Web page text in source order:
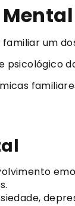
um
psicológico